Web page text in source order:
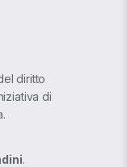
diritto
di
.